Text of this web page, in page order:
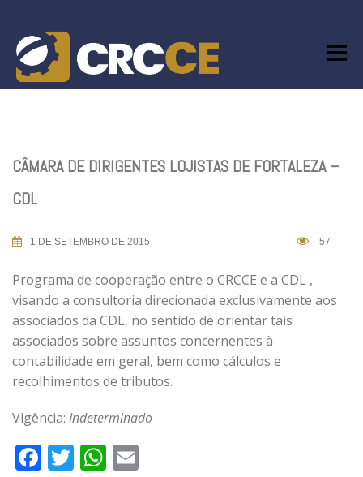
content
CÂMARA DE DIRIGENTES LOJISTAS DE FORTALEZA –
CDL
1 DE SETEMBRO DE 2015 57
Programa de cooperação entre o CRCCE e a CDL ,
visando a consultoria direcionada exclusivamente aos
associados da CDL, no sentido de orientar tais
associados sobre assuntos concernentes à
contabilidade em geral, bem como cálculos e
recolhimentos de tributos.
Vigência: Indeterminado
Facebook
TwitterWhatsApp